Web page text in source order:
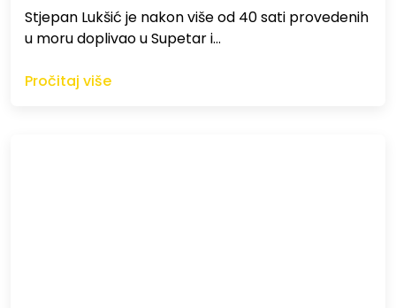
St​jepan Lukšić je nakon više od 40 sati provedenih
u moru doplivao u Supetar i…
Pročitaj više